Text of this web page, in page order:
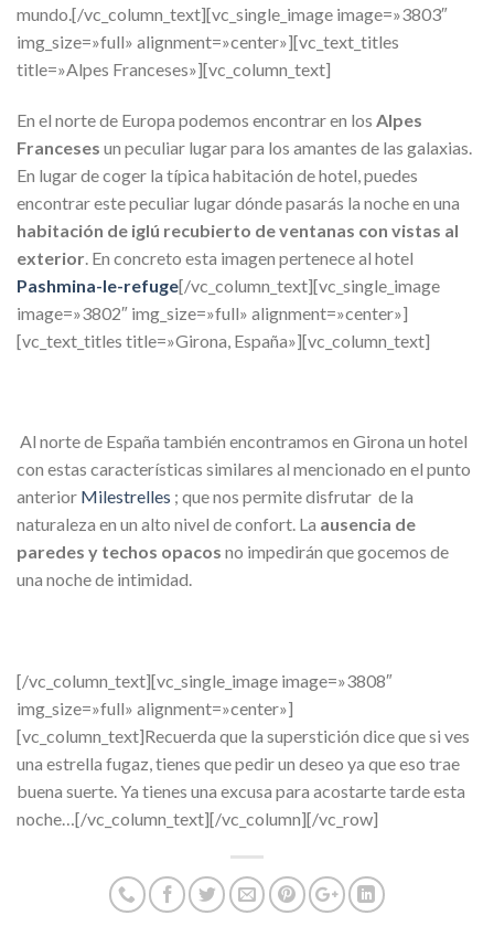
mundo.[/vc_column_text][vc_single_image image=»3803″
img_size=»full» alignment=»center»][vc_text_titles
title=»Alpes Franceses»][vc_column_text]
En el norte de Europa podemos encontrar en los Alpes
Franceses un peculiar lugar para los amantes de las galaxias.
En lugar de coger la típica habitación de hotel, puedes
encontrar este peculiar lugar dónde pasarás la noche en una
habitación de iglú recubierto de ventanas con vistas al
exterior . En concreto esta imagen pertenece al hotel
Pashmina-le-refuge[/vc_column_text][vc_single_image
image=»3802″ img_size=»full» alignment=»center»]
[vc_text_titles title=»Girona, España»][vc_column_text]
Al norte de España también encontramos en Girona un hotel
con estas características similares al mencionado en el punto
anterior Milestrelles ; que nos permite disfrutar de la
naturaleza en un alto nivel de confort. La ausencia de
paredes y techos opacos no impedirán que gocemos de
una noche de intimidad.
[/vc_column_text][vc_single_image image=»3808″
img_size=»full» alignment=»center»]
[vc_column_text]Recuerda que la superstición dice que si ves
una estrella fugaz, tienes que pedir un deseo ya que eso trae
buena suerte. Ya tienes una excusa para acostarte tarde esta
noche…[/vc_column_text][/vc_column][/vc_row]